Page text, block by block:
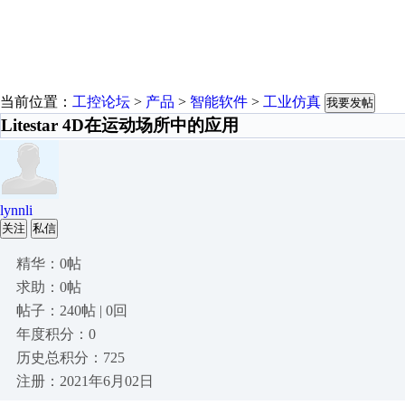
当前位置： 工控论坛 > 产品 > 智能软件 > 工业仿真 我要发帖
Litestar 4D在运动场所中的应用
lynnli
关注 私信
精华：0帖
求助：0帖
帖子：240帖 | 0回
年度积分：0
历史总积分：725
注册：2021年6月02日